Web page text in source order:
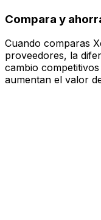
Compara y
Cuando comparas
proveedores, la
cambio
aumentan el valor